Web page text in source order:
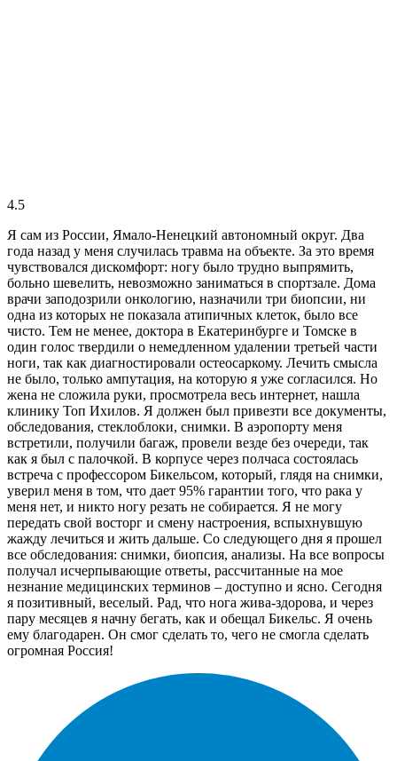
4.5
Я сам из России, Ямало-Ненецкий автономный округ. Два
года назад у меня случилась травма на объекте. За это время
чувствовался дискомфорт: ногу было трудно выпрямить,
больно шевелить, невозможно заниматься в спортзале. Дома
врачи заподозрили онкологию, назначили три биопсии, ни
одна из которых не показала атипичных клеток, было все
чисто. Тем не менее, доктора в Екатеринбурге и Томске в
один голос твердили о немедленном удалении третьей части
ноги, так как диагностировали остеосаркому. Лечить смысла
не было, только ампутация, на которую я уже согласился. Но
жена не сложила руки, просмотрела весь интернет, нашла
клинику Топ Ихилов. Я должен был привезти все документы,
обследования, стеклоблоки, снимки. В аэропорту меня
встретили, получили багаж, провели везде без очереди, так
как я был с палочкой. В корпусе через полчаса состоялась
встреча с профессором Бикельсом, который, глядя на снимки,
уверил меня в том, что дает 95% гарантии того, что рака у
меня нет, и никто ногу резать не собирается. Я не могу
передать свой восторг и смену настроения, вспыхнувшую
жажду лечиться и жить дальше. Со следующего дня я прошел
все обследования: снимки, биопсия, анализы. На все вопросы
получал исчерпывающие ответы, рассчитанные на мое
незнание медицинских терминов – доступно и ясно. Сегодня
я позитивный, веселый. Рад, что нога жива-здорова, и через
пару месяцев я начну бегать, как и обещал Бикельс. Я очень
ему благодарен. Он смог сделать то, чего не смогла сделать
огромная Россия!